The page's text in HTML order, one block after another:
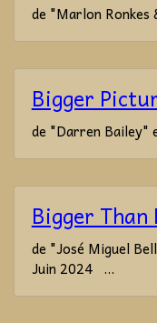
de "Marlon Ronkes
Bigger
de "Darren Bailey"
Bigger
de "José Miguel
Juin 2024 ...